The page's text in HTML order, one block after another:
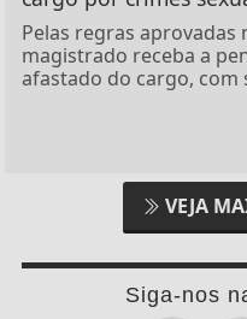
Pelas regras aprovadas
magistrado receba a
afastado do cargo,
VEJA
Siga-nos